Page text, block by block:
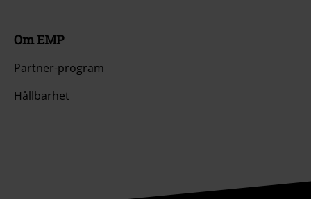
Om EMP
Partner-program
Hållbarhet